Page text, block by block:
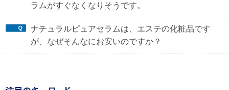
ラムがすぐなくなりそうです。
ナチュラルピュアセラムは、エステの化粧品です
が、なぜそんなにお安いのですか？